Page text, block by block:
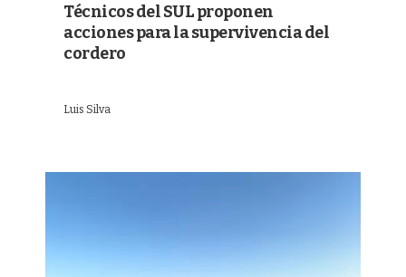
Técnicos del SUL proponen
acciones para la supervivencia del
cordero
Luis Silva